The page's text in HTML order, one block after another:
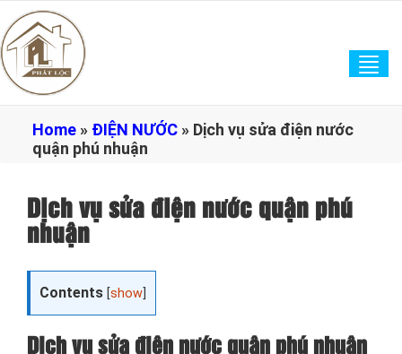
Home » ĐIỆN NƯỚC » Dịch vụ sửa điện nước
quận phú nhuận
Dịch vụ sửa điện nước quận phú
nhuận
Contents [show
Dịch vụ sửa điện nước quận phú nhuận